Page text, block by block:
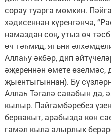
сорау туарга мөмкин.
хәдисеннән күренгәнчә,
намаздан соң, утыз өч
өч тәһмид, ягъни
Аллаһу әкбәр, дип
әҗереннән өмете өзелмәс,
җыентыгыннан). Бу
Аллаһ Тәгалә савабын да,
кылыр. Пәйгамбәребез
бервакыт, арабызда көн
гамәл кыла алырлык